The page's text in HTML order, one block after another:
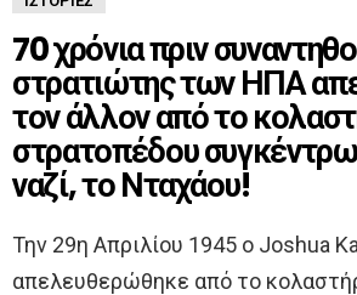
70 χρόνια πριν
στρατιώτης των ΗΠΑ
τον άλλον από το
στρατοπέδου
ναζί, το Νταχάου!
Την 29η Απριλίου 1945 ο Joshua
απελευθερώθηκε από το